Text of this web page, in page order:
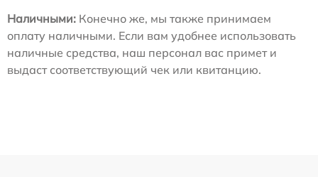
Наличными: Конечно же, мы также принимаем
оплату наличными. Если вам удобнее использовать
наличные средства, наш персонал вас примет и
выдаст соответствующий чек или квитанцию.